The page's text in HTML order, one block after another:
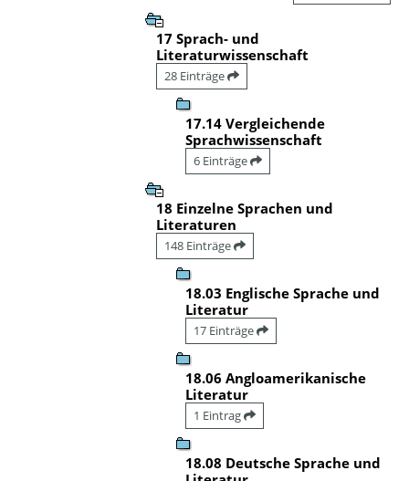
17 Sprach- und
Literaturwissenschaft
28 Einträge
17.14 Vergleichende
Sprachwissenschaft
6 Einträge
18 Einzelne Sprachen und
Literaturen
148 Einträge
18.03 Englische Sprache und
Literatur
17 Einträge
18.06 Angloamerikanische
Literatur
1 Eintrag
18.08 Deutsche Sprache und